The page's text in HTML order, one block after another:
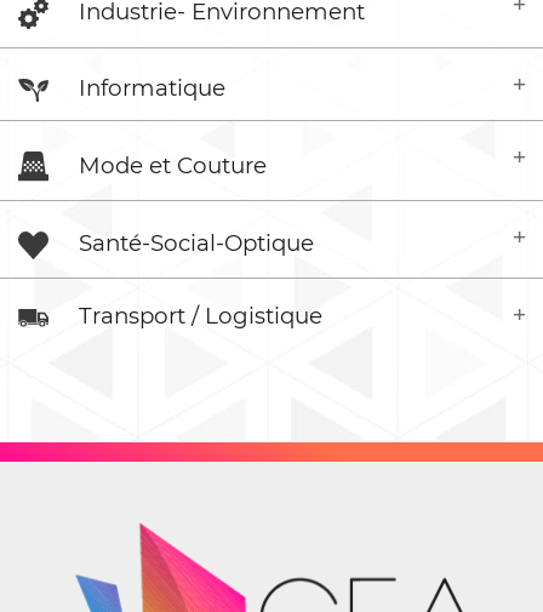
Industrie- Environnement
Informatique
Mode et Couture
Santé-Social-Optique
Transport / Logistique